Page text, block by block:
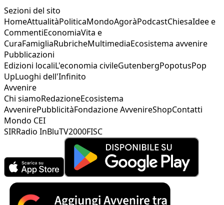
Sezioni del sito
HomeAttualitàPoliticaMondoAgoràPodcastChiesaIdee e
CommentiEconomiaVita e
CuraFamigliaRubricheMultimediaEcosistema avvenire
Pubblicazioni
Edizioni localiL'economia civileGutenbergPopotusPop
UpLuoghi dell'Infinito
Avvenire
Chi siamoRedazioneEcosistema
AvvenirePubblicitàFondazione AvvenireShopContatti
Mondo CEI
SIRRadio InBluTV2000FISC